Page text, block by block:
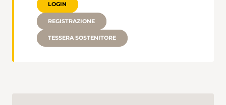
LOGIN
REGISTRAZIONE
TESSERA SOSTENITORE